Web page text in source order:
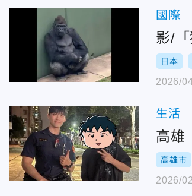
國際
影/
日本
2026/
生活
高雄
高雄市
2026/